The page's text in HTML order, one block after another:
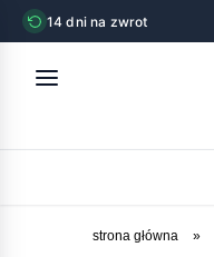
14 dni na zwrot
strona główna »